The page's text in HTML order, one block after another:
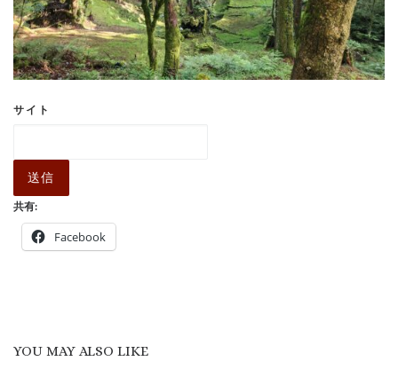
サイト
送信
共有:
Facebook
YOU MAY ALSO LIKE